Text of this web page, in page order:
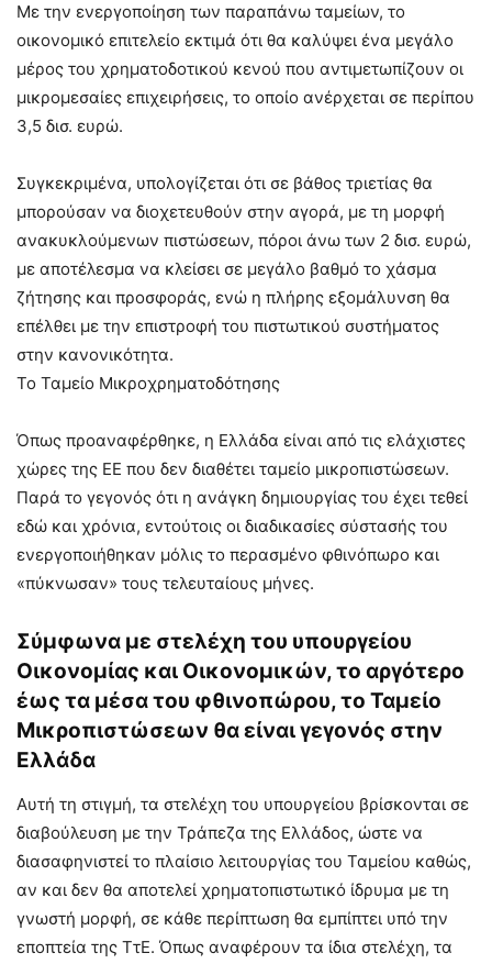
Με την ενεργοποίηση των παραπάνω ταμείων, το
οικονομικό επιτελείο εκτιμά ότι θα καλύψει ένα μεγάλο
μέρος του χρηματοδοτικού κενού που αντιμετωπίζουν οι
μικρομεσαίες επιχειρήσεις, το οποίο ανέρχεται σε περίπου
3,5 δισ. ευρώ.
Συγκεκριμένα, υπολογίζεται ότι σε βάθος τριετίας θα
μπορούσαν να διοχετευθούν στην αγορά, με τη μορφή
ανακυκλούμενων πιστώσεων, πόροι άνω των 2 δισ. ευρώ,
με αποτέλεσμα να κλείσει σε μεγάλο βαθμό το χάσμα
ζήτησης και προσφοράς, ενώ η πλήρης εξομάλυνση θα
επέλθει με την επιστροφή του πιστωτικού συστήματος
στην κανονικότητα.
Το Ταμείο Μικροχρηματοδότησης
Όπως προαναφέρθηκε, η Ελλάδα είναι από τις ελάχιστες
χώρες της ΕΕ που δεν διαθέτει ταμείο μικροπιστώσεων.
Παρά το γεγονός ότι η ανάγκη δημιουργίας του έχει τεθεί
εδώ και χρόνια, εντούτοις οι διαδικασίες σύστασής του
ενεργοποιήθηκαν μόλις το περασμένο φθινόπωρο και
«πύκνωσαν» τους τελευταίους μήνες.
Σύμφωνα με στελέχη του υπουργείου
Οικονομίας και Οικονομικών, το αργότερο
έως τα μέσα του φθινοπώρου, το Ταμείο
Μικροπιστώσεων θα είναι γεγονός στην
Ελλάδα
Αυτή τη στιγμή, τα στελέχη του υπουργείου βρίσκονται σε
διαβούλευση με την Τράπεζα της Ελλάδος, ώστε να
διασαφηνιστεί το πλαίσιο λειτουργίας του Ταμείου καθώς,
αν και δεν θα αποτελεί χρηματοπιστωτικό ίδρυμα με τη
γνωστή μορφή, σε κάθε περίπτωση θα εμπίπτει υπό την
εποπτεία της ΤτΕ. Όπως αναφέρουν τα ίδια στελέχη, τα